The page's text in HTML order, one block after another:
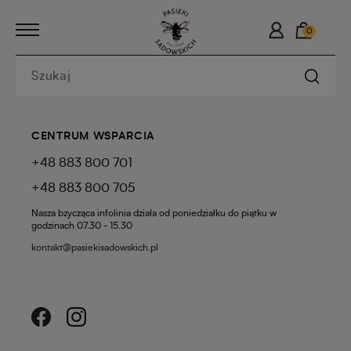
0
CENTRUM WSPARCIA
+48 883 800 701
+48 883 800 705
Nasza bzycząca infolinia działa od poniedziałku do piątku w
godzinach 07.30 - 15.30
kontakt@pasiekisadowskich.pl